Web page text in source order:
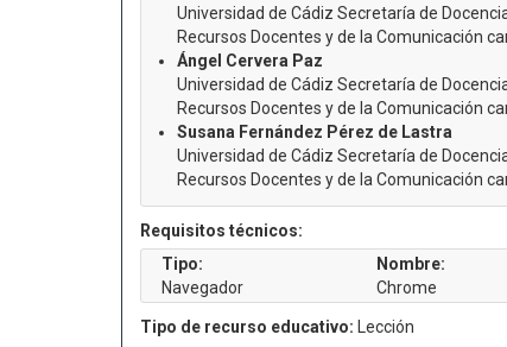
Universidad de Cádiz Secretaría de
Recursos Docentes y de la Comunicación
Ángel Cervera Paz
Universidad de Cádiz Secretaría de
Recursos Docentes y de la Comunicación
Susana Fernández Pérez de Lastra
Universidad de Cádiz Secretaría de
Recursos Docentes y de la Comunicación
Requisitos técnicos:
Tipo:
Navegador
Nombre:
Chrome
Tipo de recurso educativo: Lección